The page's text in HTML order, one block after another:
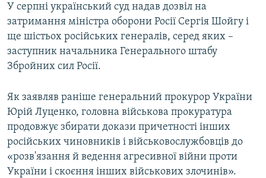
У серпні український суд надав дозвіл на
затримання міністра оборони Росії Сергія Шойгу і
ще шістьох російських генералів, серед яких –
заступник начальника Генерального штабу
Збройних сил Росії.
Як заявляв раніше генеральний прокурор України
Юрій Луценко, головна військова прокуратура
продовжує збирати докази причетності інших
російських чиновників і військовослужбовців до
«розв'язання й ведення агресивної війни проти
України і скоєння інших військових злочинів».